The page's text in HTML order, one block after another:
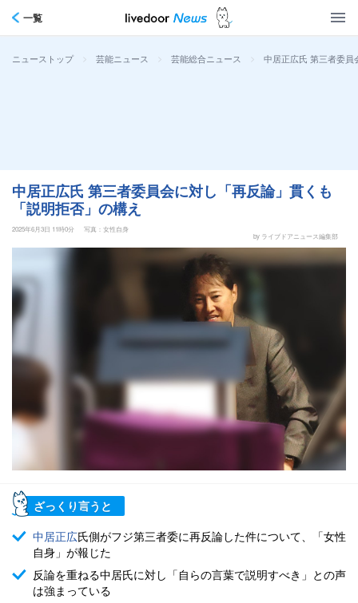
一覧
ニューストップ > 芸能ニュース > 芸能総合ニュース > 中居正広氏 第三者委員
中居正広氏 第三者委員会に対し「再反論」貫くも
「説明拒否」の構え
2025年6月3日 11時0分
写真：女性自身
by ライブドアニュース編集部
ざっくり言うと
中居正広氏側がフジ第三者委に再反論した件について、「女性
自身」が報じた
反論を重ねる中居氏に対し「自らの言葉で説明すべき」との声
は強まっている